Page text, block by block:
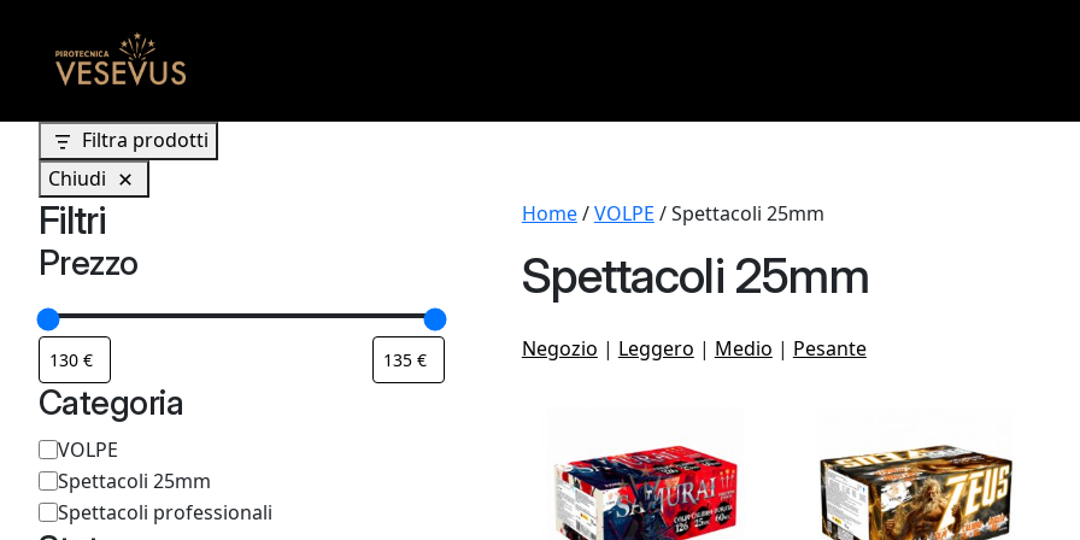
Filtra prodotti
Chiudi
Filtri
Prezzo
Categoria
C
a
VOLPE
Spettacoli 25mm
Spettacoli professionali
Home/VOLPE / Spettacoli 25mm
Spettacoli 25mm
Negozio | Leggero | Medio | Pesante